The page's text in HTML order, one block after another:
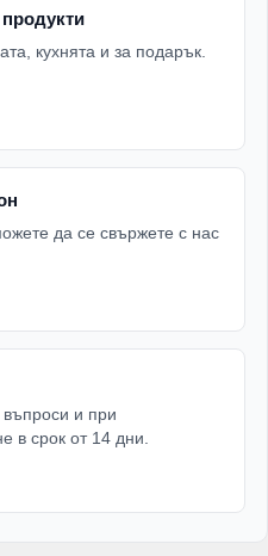
кухнята и за подарък.
да се свържете с нас
и при
в срок от 14 дни.